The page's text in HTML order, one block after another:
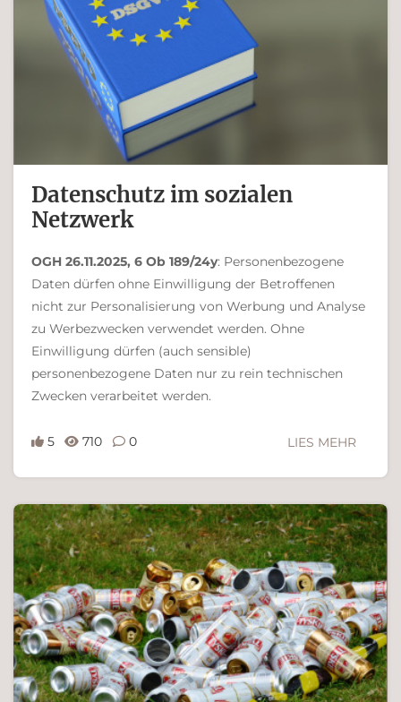
Datenschutz im sozialen
Netzwerk
OGH 26.11.2025, 6 Ob 189/24y: Personenbezogene
Daten dürfen ohne Einwilligung der Betroffenen
nicht zur Personalisierung von Werbung und Analyse
zu Werbezwecken verwendet werden. Ohne
Einwilligung dürfen (auch sensible)
personenbezogene Daten nur zu rein technischen
Zwecken verarbeitet werden.
5 710 0 LIES MEHR
Ferdinand Bachinger